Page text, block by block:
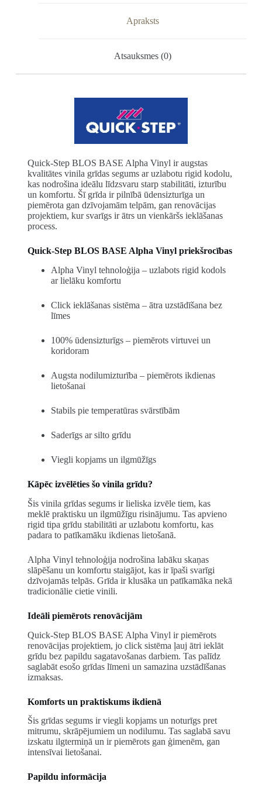
Apraksts
Atsauksmes (0)
Quick-Step BLOS BASE Alpha Vinyl ir augstas
kvalitātes vinila grīdas segums ar uzlabotu rigid kodolu,
kas nodrošina ideālu līdzsvaru starp stabilitāti, izturību
un komfortu. Šī grīda ir pilnībā ūdensizturīga un
piemērota gan dzīvojamām telpām, gan renovācijas
projektiem, kur svarīgs ir ātrs un vienkāršs ieklāšanas
process.
Quick-Step BLOS BASE Alpha Vinyl priekšrocības
Alpha Vinyl tehnoloģija – uzlabots rigid kodols
ar lielāku komfortu
Click ieklāšanas sistēma – ātra uzstādīšana bez
līmes
100% ūdensizturīgs – piemērots virtuvei un
koridoram
Augsta nodilumizturība – piemērots ikdienas
lietošanai
Stabils pie temperatūras svārstībām
Saderīgs ar silto grīdu
Viegli kopjams un ilgmūžīgs
Kāpēc izvēlēties šo vinila grīdu?
Šis vinila grīdas segums ir lieliska izvēle tiem, kas
meklē praktisku un ilgmūžīgu risinājumu. Tas apvieno
rigid tipa grīdu stabilitāti ar uzlabotu komfortu, kas
padara to patīkamāku ikdienas lietošanā.
Alpha Vinyl tehnoloģija nodrošina labāku skaņas
slāpēšanu un komfortu staigājot, kas ir īpaši svarīgi
dzīvojamās telpās. Grīda ir klusāka un patīkamāka nekā
tradicionālie cietie vinili.
Ideāli piemērots renovācijām
Quick-Step BLOS BASE Alpha Vinyl ir piemērots
renovācijas projektiem, jo click sistēma ļauj ātri ieklāt
grīdu bez papildu sagatavošanas darbiem. Tas palīdz
saglabāt esošo grīdas līmeni un samazina uzstādīšanas
izmaksas.
Komforts un praktiskums ikdienā
Šis grīdas segums ir viegli kopjams un noturīgs pret
mitrumu, skrāpējumiem un nodilumu. Tas saglabā savu
izskatu ilgtermiņā un ir piemērots gan ģimenēm, gan
intensīvai lietošanai.
Papildu informācija